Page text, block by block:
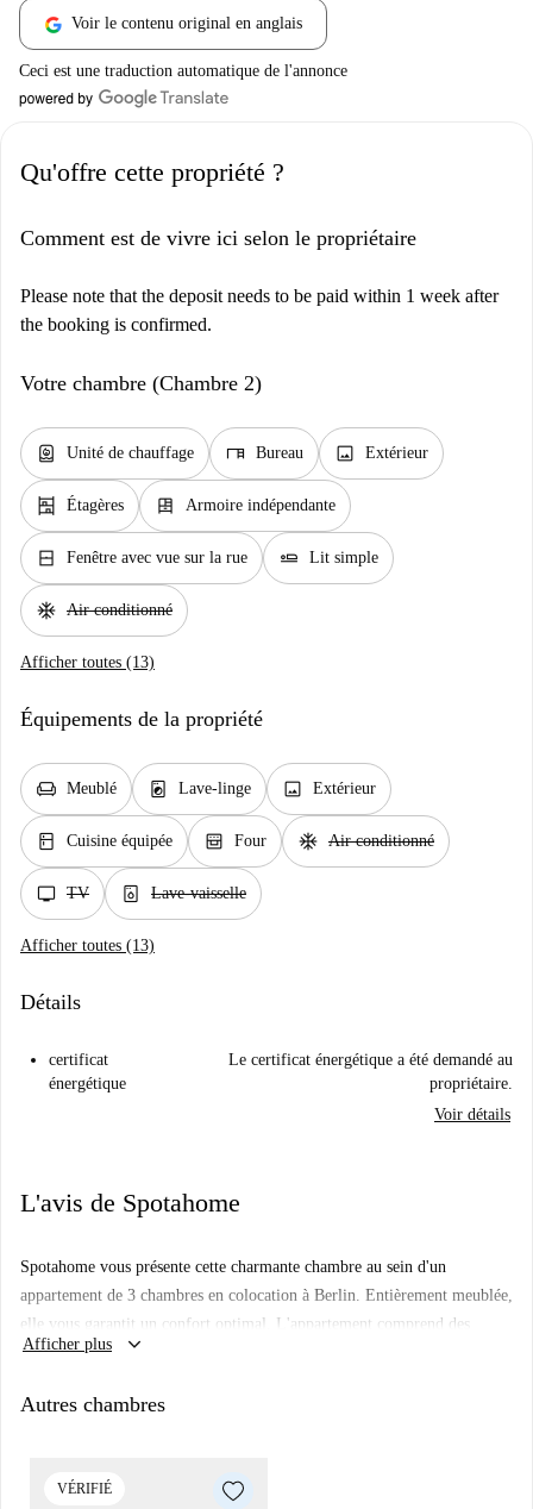
Voir le contenu original en anglais
Ceci est une traduction automatique de l'annonce
Qu'offre cette propriété ?
Comment est de vivre ici selon le propriétaire
Please note that the deposit needs to be paid within 1 week after
the booking is confirmed.
Votre chambre (Chambre 2)
water_heater Unité de chauffage desk Bureau image Extérieur
shelves Étagères dresser Armoire indépendante
window_closed Fenêtre avec vue sur la rue airline_seat_flat Lit simple
ac_unit Air conditionné
Afficher toutes (13)
Équipements de la propriété
chair Meublé local_laundry_service Lave-linge image Extérieur
kitchen Cuisine équipée oven_gen Four ac_unit Air conditionné
tv TV dishwasher_gen Lave-vaisselle
Afficher toutes (13)
Détails
certificat
énergétique
Le certificat énergétique a été demandé au
propriétaire.
Voir détails
L'avis de Spotahome
Spotahome vous présente cette charmante chambre au sein d'un
appartement de 3 chambres en colocation à Berlin. Entièrement meublée,
elle vous garantit un confort optimal. L'appartement comprend des
équipements essentiels tels qu'un lave-linge, un four et une cuisine
chauffage et taxe d'habitation) sont incluses, simplifiant ainsi votre
Vivre à Berlin, c'est profiter d'un large éventail de commodités et
Afficher plus keyboard_arrow_down
Autres chambres
VÉRIFIÉ